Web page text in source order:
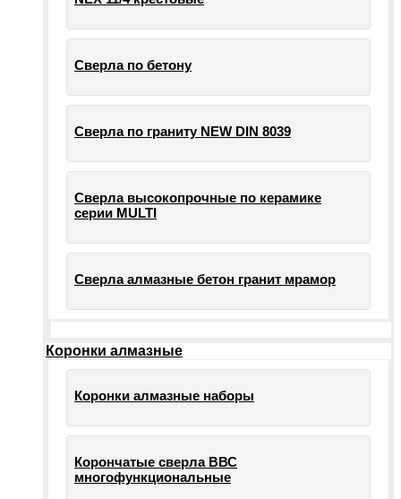
Сверла по бетону
Сверла по граниту NEW DIN 8039
Сверла высокопрочные по керамике
серии MULTI
Сверла алмазные бетон гранит мрамор
Коронки алмазные
Коронки алмазные наборы
Корончатые сверла ВВС
многофункциональные